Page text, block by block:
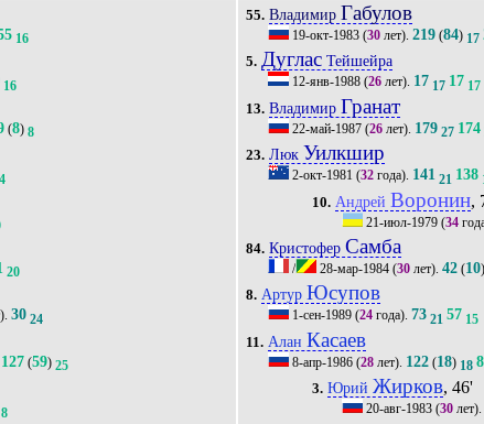
16
16
(8) 8
20
30 24
127 (59) 25
8
55. Владимир Габулов
19-окт-1983 (30 лет).219 (84) 17
5. Дуглас Тейшейра
12-янв-1988 (26 лет). 17 17 17 17
13. Владимир Гранат
22-май-1987 (26 лет). 179 27 174
23. Люк Уилкшир
2-окт-1981 (32 года). 141 21 138
10. Андрей Воронин,
21-июл-1979(34
84. КристоферСамба
/ 28-мар-1984 (30 лет).42 (10)
8. АртурЮсупов
1-сен-1989 (24 года).73 21 57 15
11. Алан Касаев
8-апр-1986 (28 лет). 122 (18) 18
3. Юрий Жирков, 46'
20-авг-1983(30лет).